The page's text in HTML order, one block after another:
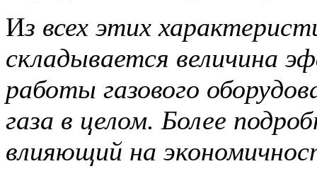
Из всех этих
складывается величина
работы газового
газа в целом. Более
влияющий на